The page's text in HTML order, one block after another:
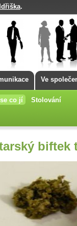
.
Ve
co jí Stolování
biftek